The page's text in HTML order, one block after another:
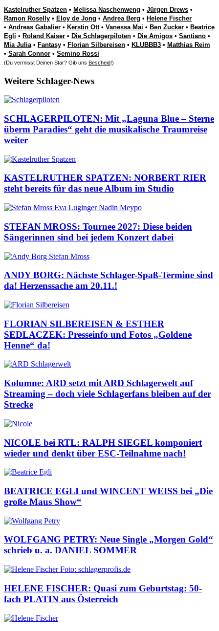
Kastelruther Spatzen • Melissa Naschenweng • Jürgen Drews •
Ramon Roselly • Eloy de Jong • Andrea Berg • Helene Fischer
• Andreas Gabalier • Kerstin Ott• Vanessa Mai • Ben Zucker • Beatrice
Egli • Roland Kaiser • Die Schlagerpiloten • Die Amigos • Santiano •
Mia Julia • Fantasy • Florian Silbereisen • KLUBBB3 • Matthias Reim
• Sarah Connor • Semino Rossi
(Du vermisst Deinen Star? Gib uns Bescheid!)
Weitere Schlager-News
SCHLAGERPILOTEN: Mit „Laguna Blue – Sterne
überm Paradies“ geht die musikalische Traumreise
weiter
KASTELRUTHER SPATZEN: NORBERT RIER
steht bereits für das neue Album im Studio
STEFAN MROSS: Tournee 2027: Diese beiden
Sängerinnen sind bei jedem Konzert dabei
ANDY BORG: Nächste Schlager-Spaß-Termine sind
da! Herzenssache am 20.11.!
FLORIAN SILBEREISEN & ESTHER
SEDLACZEK: Presseinfo und Fotos „Goldene
Henne“ da!
Kolumne: ARD setzt mit ARD Schlagerwelt auf
Streaming – doch viele Schlagerfans bleiben auf der
Strecke
NICOLE bei RTL: RALPH SIEGEL komponiert
wieder und denkt über ESC-Teilnahme nach!
BEATRICE EGLI und WINCENT WEISS bei „Die
große Maus Show“
WOLFGANG PETRY: Neue Single „Morgen Gold“
schrieb u. a. DANIEL SOMMER
HELENE FISCHER: Quasi zum Geburtstag: 50-
fach PLATIN aus Österreich